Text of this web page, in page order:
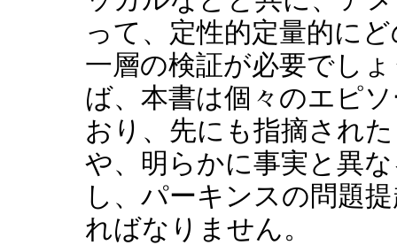
って、定性的定量的に
一層の検証が必要でし
ば、本書は個々のエピ
おり、先にも指摘され
や、明らかに事実と異
し、パーキンスの問題
ればなりません。